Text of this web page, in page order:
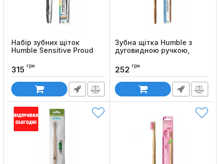
Набір зубних щіток
Humble Sensitive Proud
Код товару:
315 грн
Зубна щітка Humble з
дуговидною ручкою,
Код товару:
252 грн